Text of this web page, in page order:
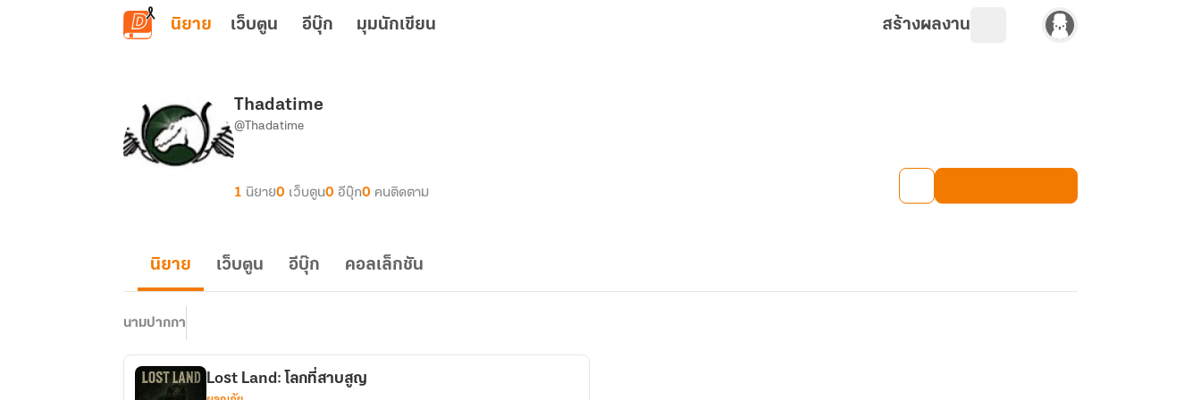
ข้ามไปยังเนื้อหาหลัก
นิยาย เว็บตูน อีบุ๊ก มุมนักเขียน สร้างผลงาน
Thadatime
@Thadatime
1 นิยาย0 เว็บตูน0 อีบุ๊ก0 คนติดตาม
นิยาย เว็บตูน อีบุ๊ก คอลเล็กชัน
นามปากกา
Lost Land: โลกที่สาบสูญ